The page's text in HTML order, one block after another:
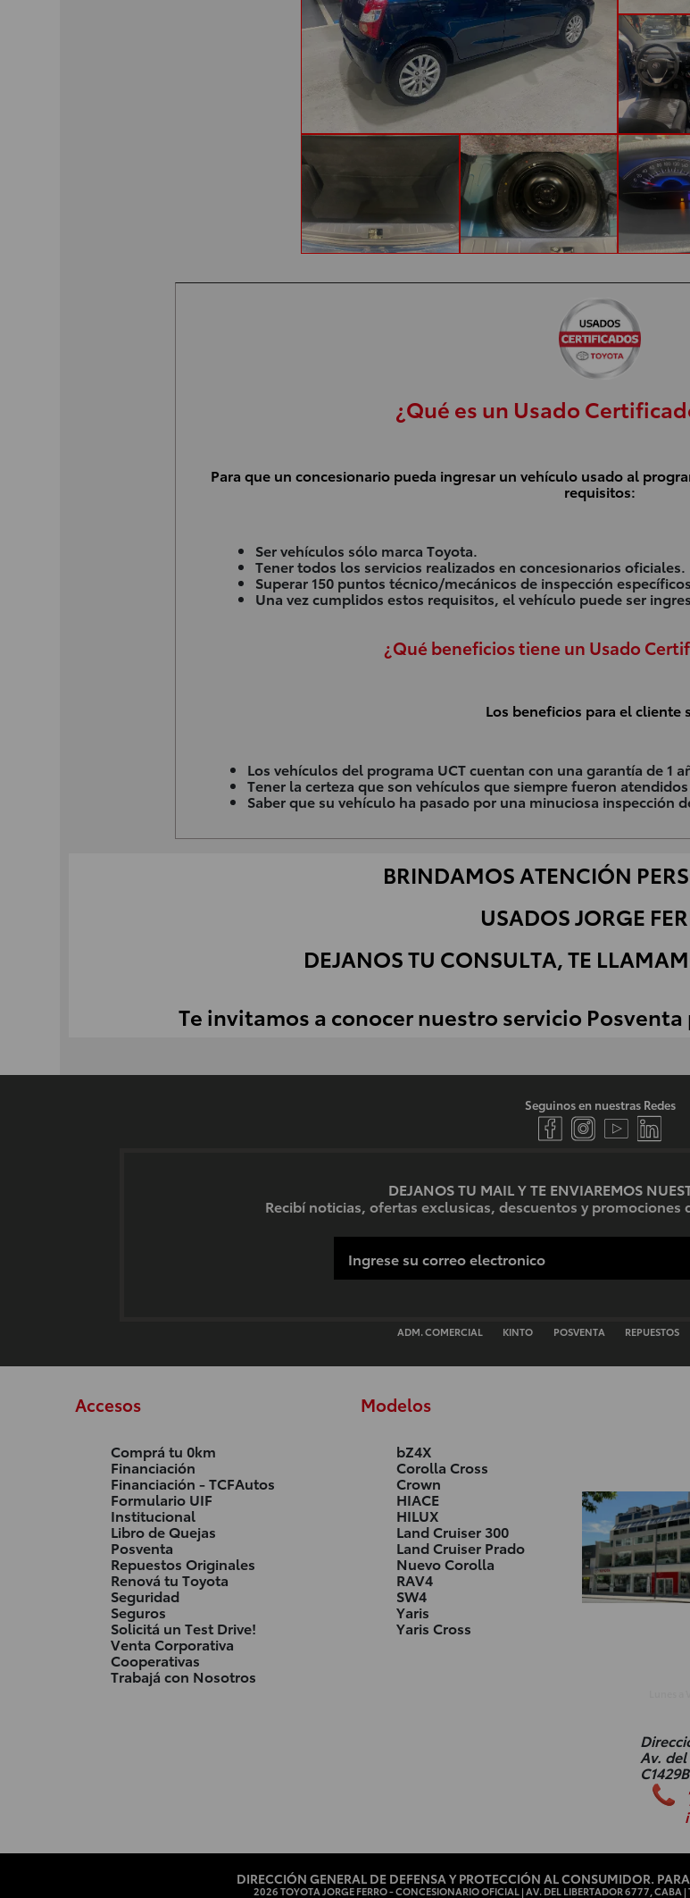
¿Qué es un Usado
Para que un concesionario pueda ingresar un vehículo usado al
requisitos:
Ser vehículos sólo marca Toyota.
Tener todos los servicios realizados en concesionarios oficiales.
Superar 150 puntos técnico/mecánicos de inspección
Una vez cumplidos estos requisitos, el vehículo puede ser
¿Qué beneficios tiene un Usado
Los beneficios para el cliente
Los vehículos del programa UCT cuentan con una garantía de 1
Tener la certeza que son vehículos que siempre fueron
Saber que su vehículo ha pasado por una minuciosa inspección
BRINDAMOS ATENCIÓN
USADOS JORGE
DEJANOS TU CONSULTA, TE
Te invitamos a conocer nuestro servicio
Seguinos en nuestras Redes
DEJANOS TU MAIL Y TE ENVIAREMOS
Recibí noticias, ofertas exclusicas, descuentos y
ADM. COMERCIAL KINTO POSVENTA REPUESTOS
Accesos
Comprá tu 0km
Financiación
Financiación - TCFAutos
Formulario UIF
Institucional
Libro de Quejas
Posventa
Repuestos Originales
Renová tu Toyota
Seguridad
Seguros
Solicitá un Test Drive!
Venta Corporativa
Cooperativas
Trabajá con Nosotros
Modelos
bZ4X
Corolla Cross
Crown
HIACE
HILUX
Land Cruiser 300
Land Cruiser Prado
Nuevo Corolla
RAV4
SW4
Yaris
Yaris Cross
Av.
DIRECCIÓN GENERAL DE DEFENSA Y PROTECCIÓN AL CONSUMIDOR.
2026 TOYOTA JORGE FERRO - CONCESIONARIO OFICIAL | AV. DEL LIBERTADOR 6777, CABA